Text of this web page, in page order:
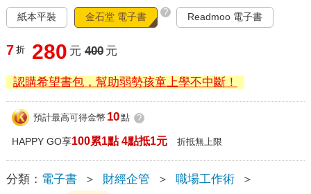
紙本平裝 金石堂 電子書 ? Readmoo 電子書
7 折 280 元 400 元
認購希望書包，幫助弱勢孩童上學不中斷！
預計最高可得金幣 10點 ?
HAPPY GO享100累1點 4點抵1元 折抵無上限
分類： 電子書 ＞ 財經企管 ＞ 職場工作術
＞